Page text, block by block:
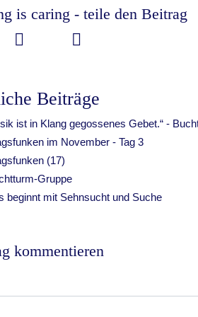
is caring - teile den Beitrag
Beiträge
ist in Klang gegossenes Gebet.“ -
im November - Tag 3
(17)
Gruppe
beginnt mit Sehnsucht und Suche
kommentieren